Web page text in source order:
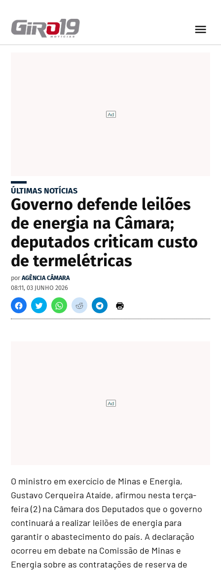
ÚLTIMAS NOTÍCIAS
Governo defende leilões
de energia na Câmara;
deputados criticam custo
de termelétricas
por AGÊNCIA CÂMARA
08:11, 03 JUNHO 2026
O ministro em exercício de Minas e Energia,
Gustavo Cerqueira Ataíde, afirmou nesta terça-
feira (2) na Câmara dos Deputados que o governo
continuará a realizar leilões de energia para
garantir o abastecimento do país. A declaração
ocorreu em debate na Comissão de Minas e
Energia sobre as contratações de reserva de